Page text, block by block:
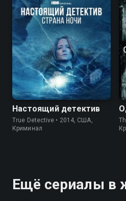
8.7 9.0
Настоящий детектив
True Detective • 2014, США,
Криминал
Ещё сериалы в